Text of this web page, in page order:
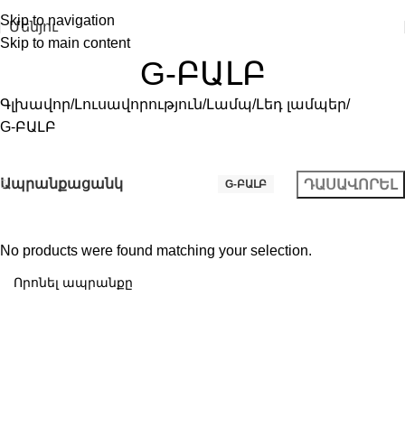
Skip to navigation
Skip to main content
Մենյու
G-ԲԱԼԲ
Գլխավոր Լուսավորություն Լամպ Լեդ լամպեր
G-ԲԱԼԲ
Ապրանքացանկ G-ԲԱԼԲ ԴԱՍԱՎՈՐԵԼ
No products were found matching your selection.